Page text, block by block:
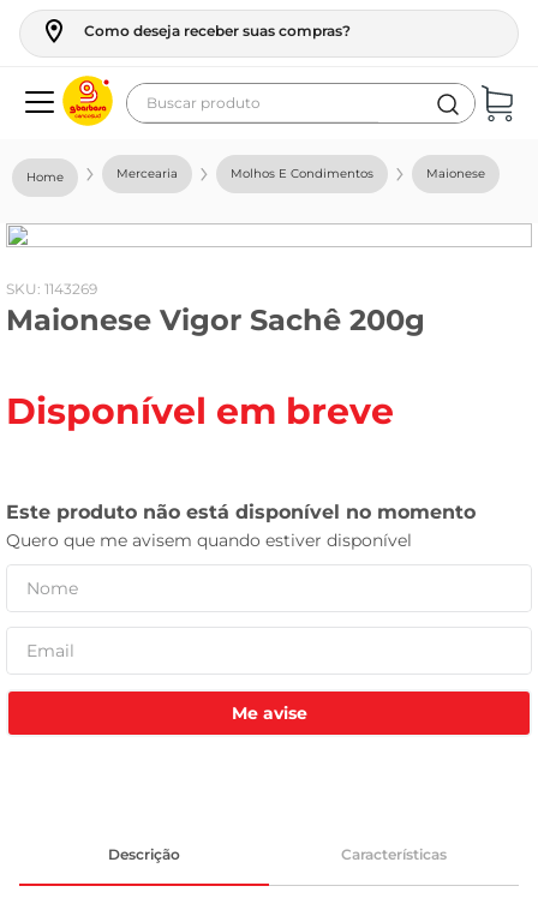
Como deseja receber suas compras?
Buscar produto
Mercearia Molhos E Condimentos Maionese
: 1143269
Maionese Vigor Sachê 200g
Disponível em breve
Me avise
Descrição Características
geladeira
fogao
café
frango
celular